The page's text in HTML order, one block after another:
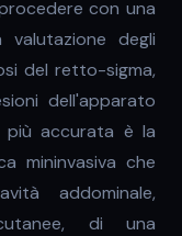
con una
degli
del retto-sigma,
dell'apparato
più accurata è la
mininvasiva che
addominale,
di una